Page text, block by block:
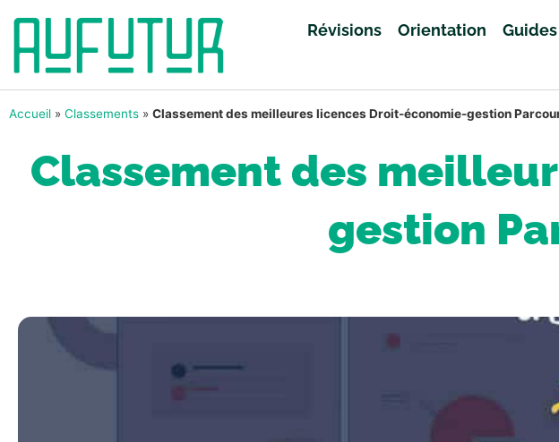
Révisions Orientation
Accueil » Classements » Classement des meilleures licences Droit-économie-gestion
Classement des
gestion